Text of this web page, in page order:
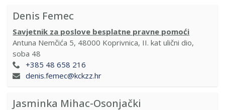
Denis Femec
Savjetnik za poslove besplatne pravne pomoći
Antuna Nemčića 5, 48000 Koprivnica, II. kat ulični dio,
soba 48
+385 48 658 216
denis.femec@kckzz.hr
Jasminka Mihac-Osonjački